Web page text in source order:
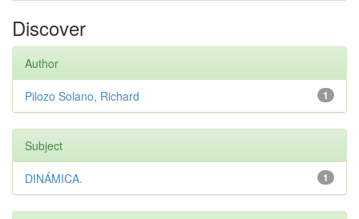
Discover
Author
1
Pilozo Solano, Richard
Subject
1
DINÁMICA.